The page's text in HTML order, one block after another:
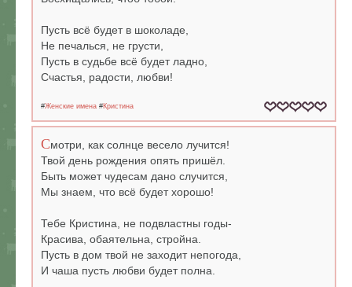
Пусть всё будет в шоколаде,
Не печалься, не грусти,
Пусть в судьбе всё будет ладно,
Счастья, радости, любви!
#Женские имена #Кристина
Смотри, как солнце весело лучится!
Твой день рождения опять пришёл.
Быть может чудесам дано случится,
Мы знаем, что всё будет хорошо!
Тебе Кристина, не подвластны годы-
Красива, обаятельна, стройна.
Пусть в дом твой не заходит непогода,
И чаша пусть любви будет полна.